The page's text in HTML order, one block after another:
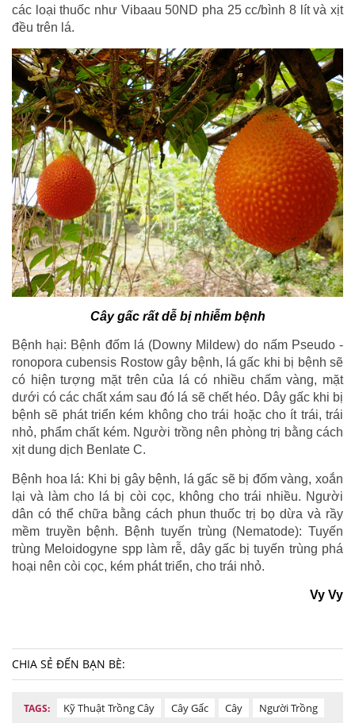
các loại thuốc như Vibaau 50ND pha 25 cc/bình 8 lít và xịt
đều trên lá.
Cây gấc rất dễ bị nhiễm bệnh
Bệnh hại: Bệnh đốm lá (Downy Mildew) do nấm Pseudo -
ronopora cubensis Rostow gây bệnh, lá gấc khi bị bệnh sẽ
có hiện tượng mặt trên của lá có nhiều chấm vàng, mặt
dưới có các chất xám sau đó lá sẽ chết héo. Dây gấc khi bị
bệnh sẽ phát triển kém không cho trái hoặc cho ít trái, trái
nhỏ, phẩm chất kém. Người trồng nên phòng trị bằng cách
xịt dung dịch Benlate C.
Bệnh hoa lá: Khi bị gây bệnh, lá gấc sẽ bị đốm vàng, xoắn
lại và làm cho lá bị còi cọc, không cho trái nhiều. Người
dân có thể chữa bằng cách phun thuốc trị bọ dừa và rầy
mềm truyền bệnh. Bệnh tuyến trùng (Nematode): Tuyến
trùng Meloidogyne spp làm rễ, dây gấc bị tuyến trùng phá
hoại nên còi cọc, kém phát triển, cho trái nhỏ.
Vy Vy
CHIA SẺ ĐẾN BẠN BÈ:
TAGS: Kỹ Thuật Trồng Cây Cây Gấc Cây Người Trồng